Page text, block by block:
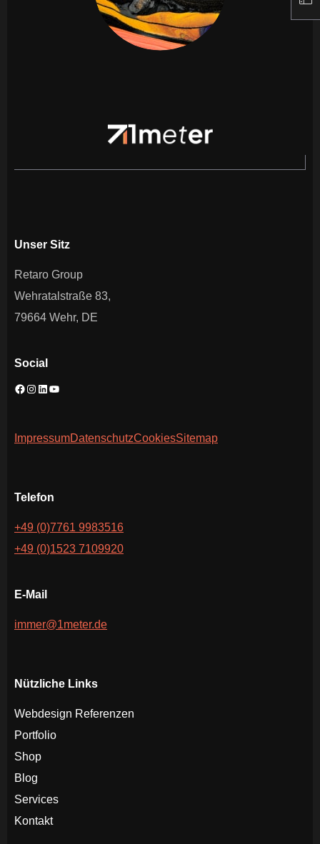
Unser Sitz
Retaro Group
Wehratalstraße 83,
79664 Wehr, DE
Social
ImpressumDatenschutzCookiesSitemap
Telefon
+49 (0)7761 9983516
+49 (0)1523 7109920
E-Mail
immer@1meter.de
Nützliche Links
Webdesign Referenzen
Portfolio
Shop
Blog
Services
Kontakt